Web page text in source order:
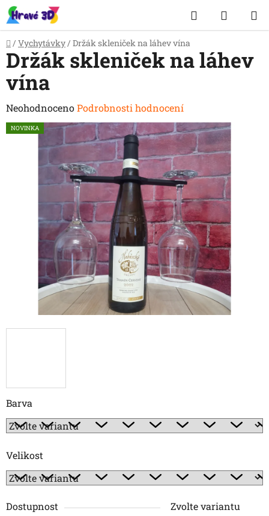
Přejít
na
obsah
Hledat
KOŠÍK
Domů
/ Vychytávky / Držák skleniček na láhev vína
Barva
Velikost
Dostupnost
Zvolte variantu
Držák skleniček na láhev
vína
Průměrné
hodnocení
hvězdiček.
NeohodnocenoPodrobnosti hodnocení
NOVINKA